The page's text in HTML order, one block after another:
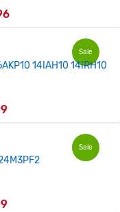
Sale
14IAH10 14IRH10
Sale